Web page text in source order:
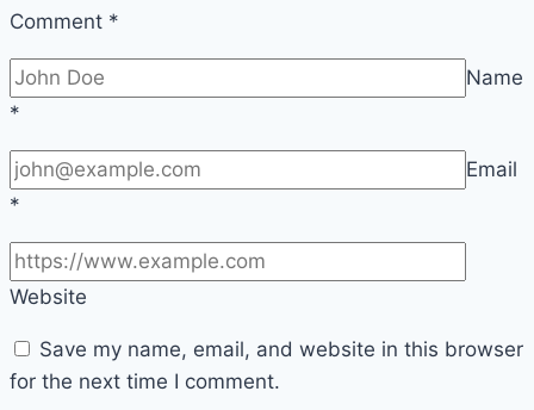
Comment *
Name
*
Email
*
Website
Save my name, email, and website in this browser
for the next time I comment.